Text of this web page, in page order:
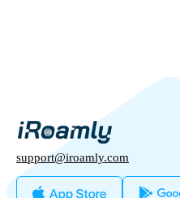
support@iroamly.com